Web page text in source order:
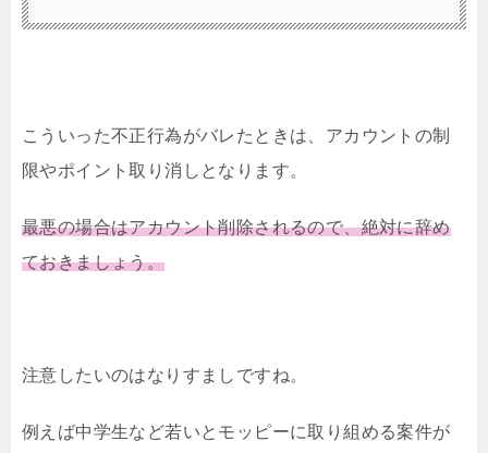
こういった不正行為がバレたときは、アカウントの制
限やポイント取り消しとなります。
最悪の場合はアカウント削除されるので、絶対に辞め
ておきましょう。
注意したいのはなりすましですね。
例えば中学生など若いとモッピーに取り組める案件が